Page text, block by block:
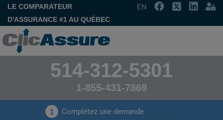
LE COMPARATEUR
D'ASSURANCE #1 AU QUÉBEC
EN
514-312-5301
1-855-431-7869
1 Complétez une demande